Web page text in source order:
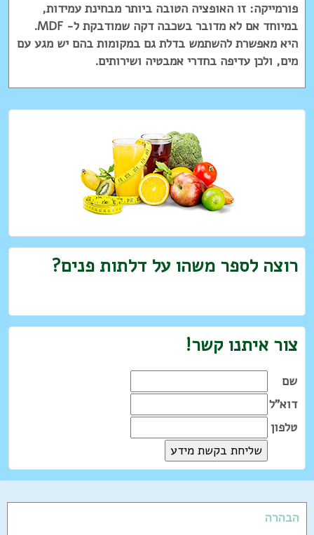
פורמייקה: זו האופציה הטובה ביותר מבחינת עמידות,
במיוחד אם לא מדובר בשכבה דקה שמודבקת ל- MDF.
היא מאפשרת להשתמש בדלת גם במקומות בהם יש מגע עם
מים, ולכן עדיפה בחדרי אמבטיה ושירותים.
רוצה לספר משהו על דלתות פנים?
צור איתנו קשר!
שם
דוא"ל
טלפון
הבהרה